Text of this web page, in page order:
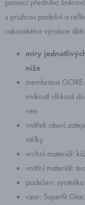
pomocí předního
s pružnou podešví a
rakouského výrobce
míry
níže
membrána
vniknutí vlhkosti
ven
vnitřek obuvi
stélky
vrchní materiál:
vnitřní materiál:
podešev: syntetika
vzor: Superfit